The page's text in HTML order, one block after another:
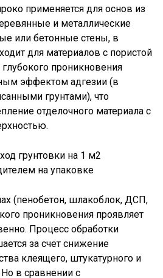
применяется для основ из
и металлические
или бетонные стены, в
для материалов с пористой
глубокого проникновения
эффектом адгезии (в
грунтами), что
отделочного материала с
грунтовки на 1 м2
на упаковке
(пенобетон, шлакоблок, ДСП,
проникновения проявляет
Процесс обработки
за счет снижение
клеящего, штукатурного и
в сравнении с